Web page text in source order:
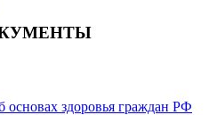
основах здоровья граждан РФ